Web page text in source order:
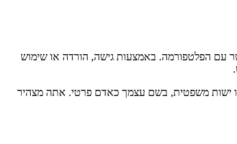
עם הפלטפורמה. באמצעות גישה, הורדה או שימוש
ישות משפטית, בשם עצמך כאדם פרטי. אתה מצהיר